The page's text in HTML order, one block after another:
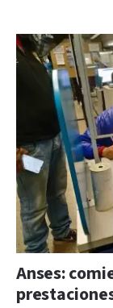
Anses: